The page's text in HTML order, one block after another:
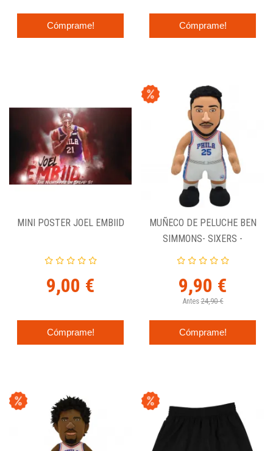
Cómprame! Cómprame!
MINI POSTER JOEL EMBIID
9,00 €
Cómprame!
MUÑECO DE PELUCHE BEN
SIMMONS- SIXERS -
BLEACHER CREATURES
9,90 €
Antes 24,90 €
Cómprame!